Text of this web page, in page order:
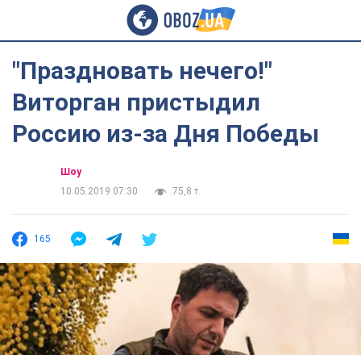
"Праздновать нечего!"
Виторган пристыдил
Россию из-за Дня Победы
Шоу
10.05.2019 07:30
75,8 т.
165